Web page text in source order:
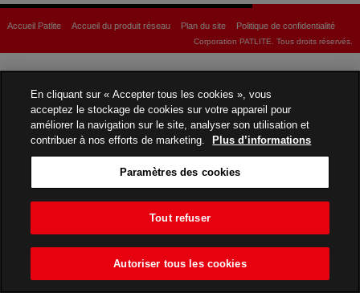
Accueil Patlite Accueil du produit réseau Plan du site Politique de confidentialité
Corporation PATLITE. Tous droits réservés.
En cliquant sur « Accepter tous les cookies », vous
acceptez le stockage de cookies sur votre appareil pour
améliorer la navigation sur le site, analyser son utilisation et
contribuer à nos efforts de marketing.
Plus d’informations
Paramètres des cookies
Tout refuser
Autoriser tous les cookies